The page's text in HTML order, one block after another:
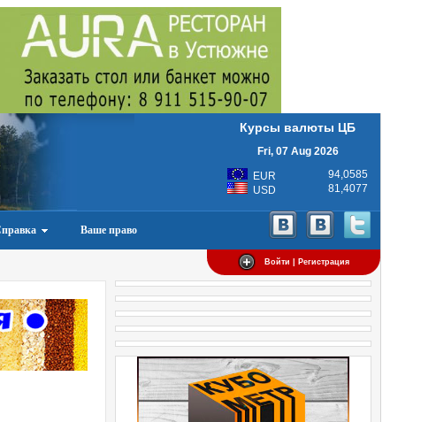
Курсы валюты ЦБ
Fri, 07 Aug 2026
EUR
94,0585
USD
81,4077
Ваше право
Войти | Регистрация